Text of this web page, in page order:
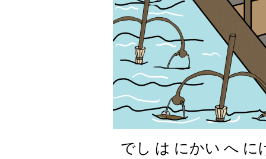
でし は にかい へ に